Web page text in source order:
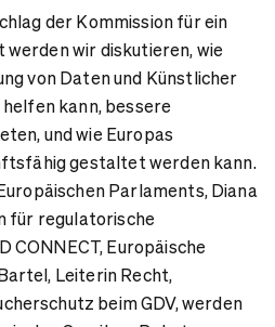
der Kommission für ein
wir diskutieren, wie
von Daten und Künstlicher
kann, bessere
und wie Europas
gestaltet werden kann.
Parlaments, Diana
für regulatorische
CONNECT, Europäische
Leiterin Recht,
beim GDV, werden